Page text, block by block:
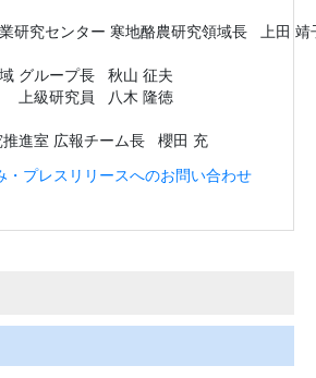
研究センター 寒地酪農研究領域長
上田 靖
グループ長
秋山 征夫
究員
八木 隆徳
進室 広報チーム長
櫻田 充
・プレスリリースへのお問い合わせ